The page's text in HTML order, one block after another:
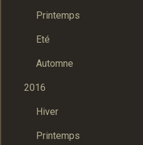
Printemps
Eté
Automne
2016
Hiver
Printemps